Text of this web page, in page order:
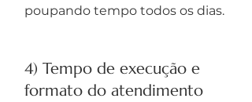
poupando tempo todos os dias.
4) Tempo de execução e
formato do atendimento